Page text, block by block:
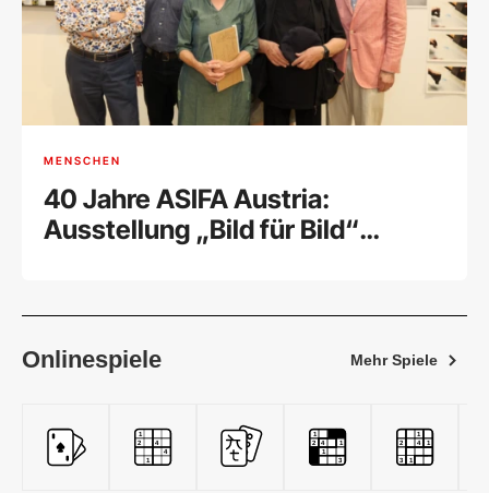
MENSCHEN
40 Jahre ASIFA Austria:
Ausstellung „Bild für Bild“
Onlinespiele Mehr Spiele